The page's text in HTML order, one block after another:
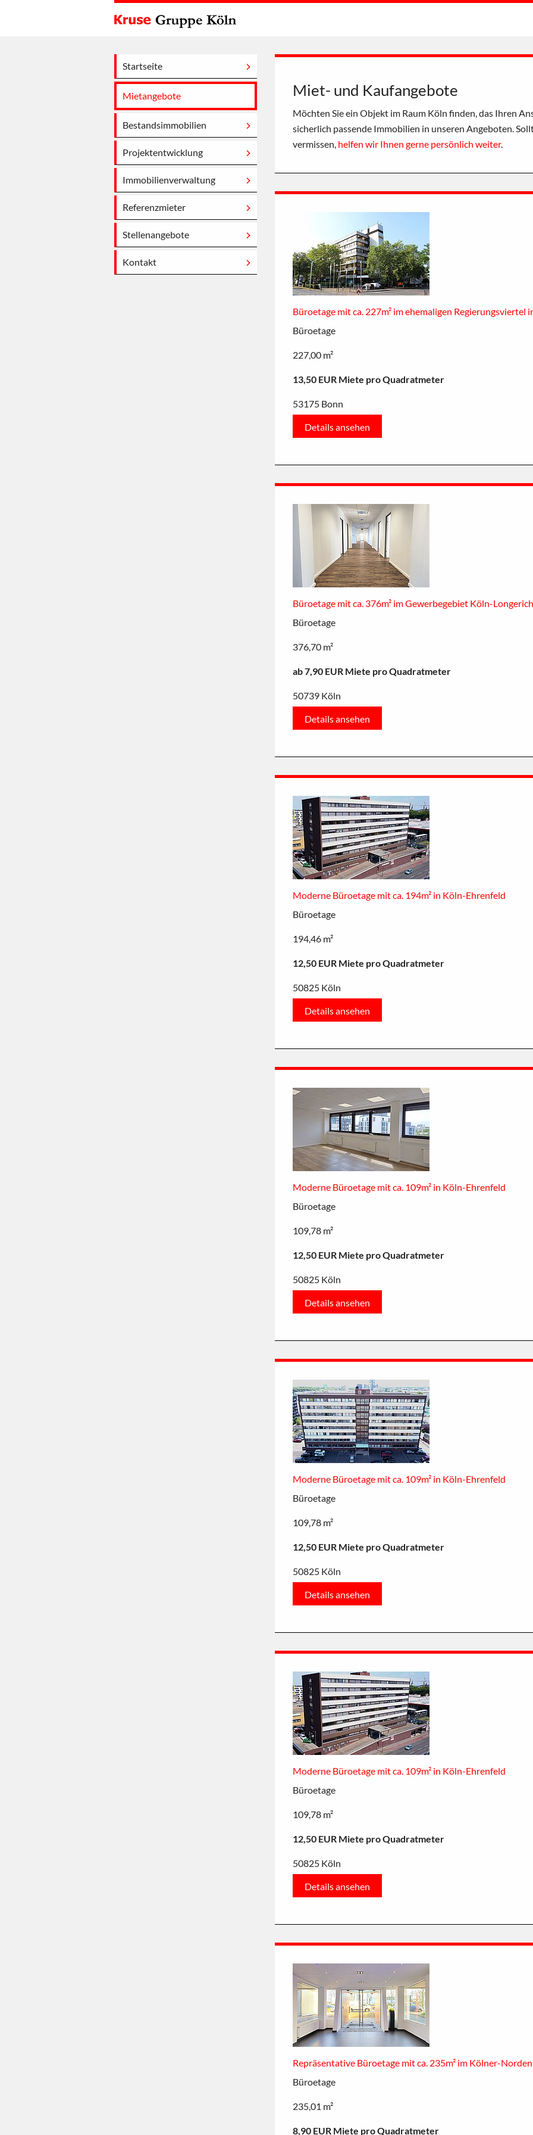
Startseite
Mietangebote
Bestandsimmobilien
Projektentwicklung
Immobilienverwaltung
Referenzmieter
Stellenangebote
Kontakt
Miet- und Kaufangebote
Möchten Sie ein Objekt im Raum Köln finden, das Ihren
sicherlich passende Immobilien in unseren Angeboten.
vermissen, helfen wir Ihnen gerne persönlich weiter.
Büroetage mit ca. 227m² im ehemaligen Regierungsviertel
Büroetage
227,00 m²
13,50 EUR Miete pro Quadratmeter
53175 Bonn
Details ansehen
Büroetage mit ca. 376m² im Gewerbegebiet Köln-Longerich
Büroetage
376,70 m²
ab 7,90 EUR Miete pro Quadratmeter
50739 Köln
Details ansehen
Moderne Büroetage mit ca. 194m² in Köln-Ehrenfeld
Büroetage
194,46 m²
12,50 EUR Miete pro Quadratmeter
50825 Köln
Details ansehen
Moderne Büroetage mit ca. 109m² in Köln-Ehrenfeld
Büroetage
109,78 m²
12,50 EUR Miete pro Quadratmeter
50825 Köln
Details ansehen
Moderne Büroetage mit ca. 109m² in Köln-Ehrenfeld
Büroetage
109,78 m²
12,50 EUR Miete pro Quadratmeter
50825 Köln
Details ansehen
Moderne Büroetage mit ca. 109m² in Köln-Ehrenfeld
Büroetage
109,78 m²
12,50 EUR Miete pro Quadratmeter
50825 Köln
Details ansehen
Repräsentative Büroetage mit ca. 235m² im Kölner-Norden
Büroetage
235,01 m²
8,90 EUR Miete pro Quadratmeter